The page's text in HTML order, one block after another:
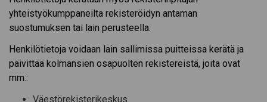
yhteistyökumppaneilta rekisteröidyn antaman
suostumuksen tai lain perusteella.
Henkilötietoja voidaan lain sallimissa puitteissa kerätä ja
päivittää kolmansien osapuolten rekistereistä, joita ovat
mm.:
Väestörekisterikeskus